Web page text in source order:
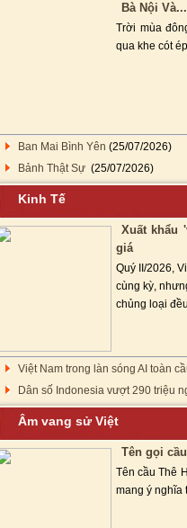
Bà Nội Và...
Trời mùa
qua khe cót
Ban Mai Bình Yên (25/07/2026)
Bảnh Thật Sự (25/07/2026)
Kinh Tế
Xuất khẩu
giá
Quý II/2026,
cùng kỳ,
chủng loại
Việt Nam trong làn sóng AI toàn
Dân số Indonesia vượt 290 triệu
Âm vang sử Việt
Tên gọi
Tên cầu Thê
mang ý nghĩa